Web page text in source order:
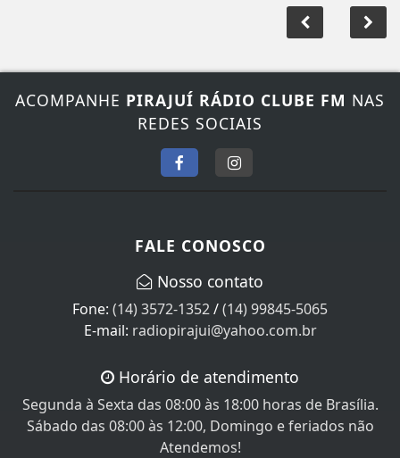
ACOMPANHE PIRAJUÍ RÁDIO CLUBE FM NAS
REDES SOCIAIS
FALE CONOSCO
Nosso contato
Fone: (14) 3572-1352/(14) 99845-5065
E-mail: radiopirajui@yahoo.com.br
Horário de atendimento
Segunda à Sexta das 08:00 às 18:00 horas de Brasília.
Sábado das 08:00 às 12:00, Domingo e feriados não
Atendemos!